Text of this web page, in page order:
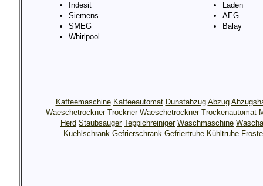
Indesit
Siemens
SMEG
Whirlpool
Laden
AEG
Balay
Kaffeemaschine Kaffeeautomat Dunstabzug Abzug
Waeschetrockner Trockner Waeschetrockner Trockenautomat
Herd Staubsauger Teppichreiniger Waschmaschine
Kuehlschrank Gefrierschrank Gefriertruhe Kühltruhe